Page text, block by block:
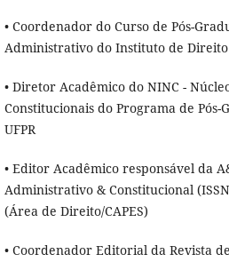
• Coordenador do Curso de Pós-
Administrativo do Instituto de Direito
• Diretor Acadêmico do NINC -
Constitucionais do Programa de
UFPR
• Editor Acadêmico responsável da
Administrativo & Constitucional
(Área de Direito/CAPES)
• Coordenador Editorial da Revista